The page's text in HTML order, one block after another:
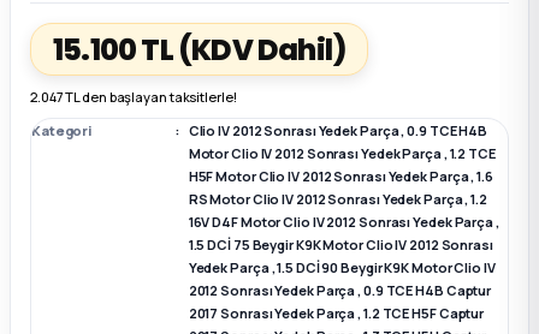
Megane E-TECH Yedek Parça
Parça 15.100 TL(KDV Dahil)
2.047 TL den başlayan taksitlerle!
Kategori
Clio IV 2012 Sonrası Yedek Parça,0.9 TCE H4B
Motor Clio IV 2012 Sonrası Yedek Parça,1.2 TCE
H5F Motor Clio IV 2012 Sonrası Yedek Parça,1.6
RS Motor Clio IV 2012 Sonrası Yedek Parça,1.2
16V D4F Motor Clio IV 2012 Sonrası Yedek Parça,
1.5 DCİ 75 Beygir K9K Motor Clio IV 2012 Sonrası
Yedek Parça,1.5 DCİ 90 Beygir K9K Motor Clio IV
2012 Sonrası Yedek Parça,0.9 TCE H4B Captur
2017 Sonrası Yedek Parça,1.2 TCE H5F Captur